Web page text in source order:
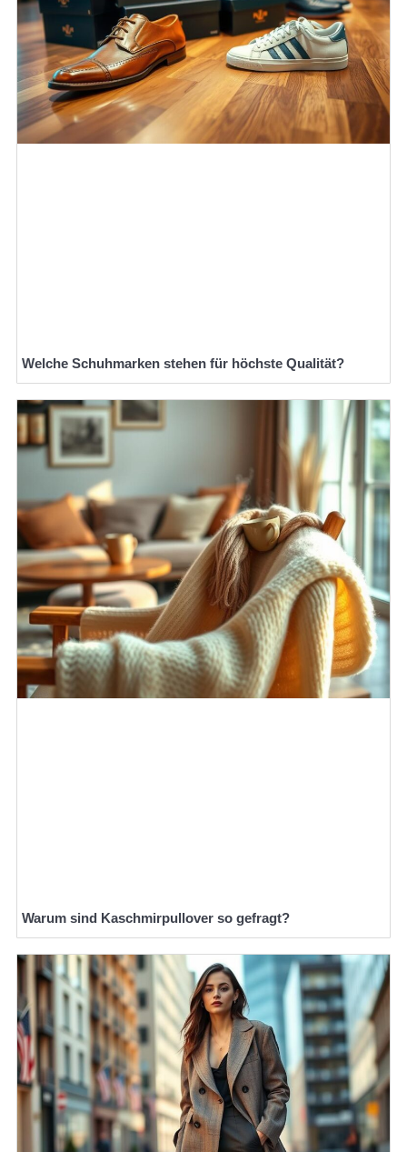
Welche Schuhmarken stehen für höchste Qualität?
Warum sind Kaschmirpullover so gefragt?